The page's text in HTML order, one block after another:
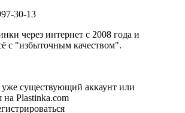
30-13
через интернет c 2008 года и
с "избыточным качеством".
существующий аккаунт или
на Plastinka.com